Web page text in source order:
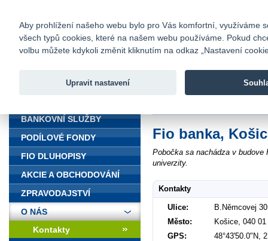
Fio banka
Fio banka
Fio banka,
Pobočka sa nachádza v budove
univerzity.
Kontakty
Ulice:
B.Němcovej 30
Město:
Košice, 040 01
GPS:
48°43'50.0"N,
BANKOVNÍ SLUŽBY
PODÍLOVÉ FONDY
FIO DLUHOPISY
AKCIE A OBCHODOVÁNÍ
ZPRAVODAJSTVÍ
O NÁS
Kontakty
Aby prohlížení našeho webu bylo pro Vás komfortní, využíváme
všech typů cookies, které na našem webu používáme. Pokud
volbu můžete kdykoli změnit kliknutím na odkaz „Nastavení
Upravit nastavení